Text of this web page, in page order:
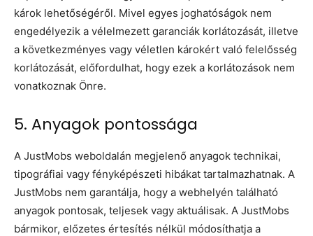
károk lehetőségéről. Mivel egyes joghatóságok nem
engedélyezik a vélelmezett garanciák korlátozását, illetve
a következményes vagy véletlen károkért való felelősség
korlátozását, előfordulhat, hogy ezek a korlátozások nem
vonatkoznak Önre.
5. Anyagok pontossága
A JustMobs weboldalán megjelenő anyagok technikai,
tipográfiai vagy fényképészeti hibákat tartalmazhatnak. A
JustMobs nem garantálja, hogy a webhelyén található
anyagok pontosak, teljesek vagy aktuálisak. A JustMobs
bármikor, előzetes értesítés nélkül módosíthatja a